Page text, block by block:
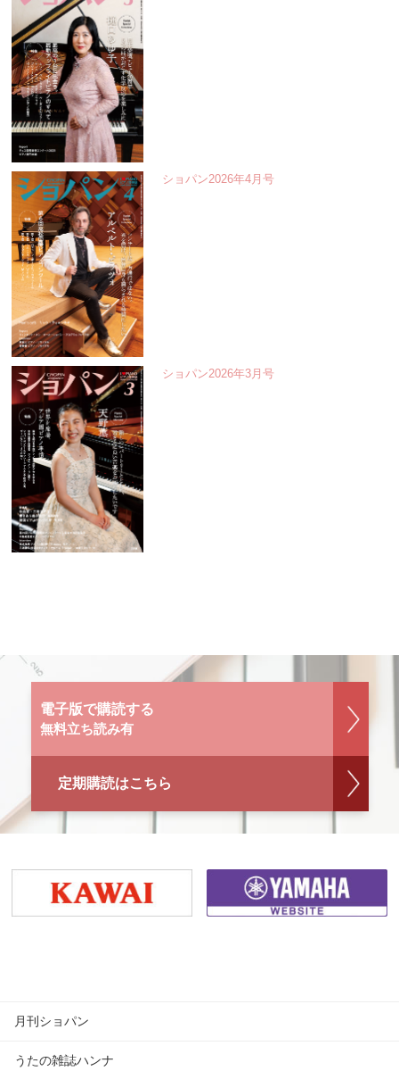
ショパン2026年4月号
ショパン2026年3月号
電子版で購読する
無料立ち読み有
定期購読はこちら
月刊ショパン
うたの雑誌ハンナ